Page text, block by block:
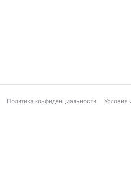
Политика конфиденциальности Условия